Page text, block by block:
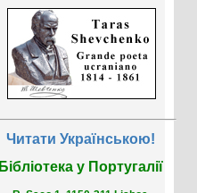
Читати Українською!
Бібліотека у Португалії